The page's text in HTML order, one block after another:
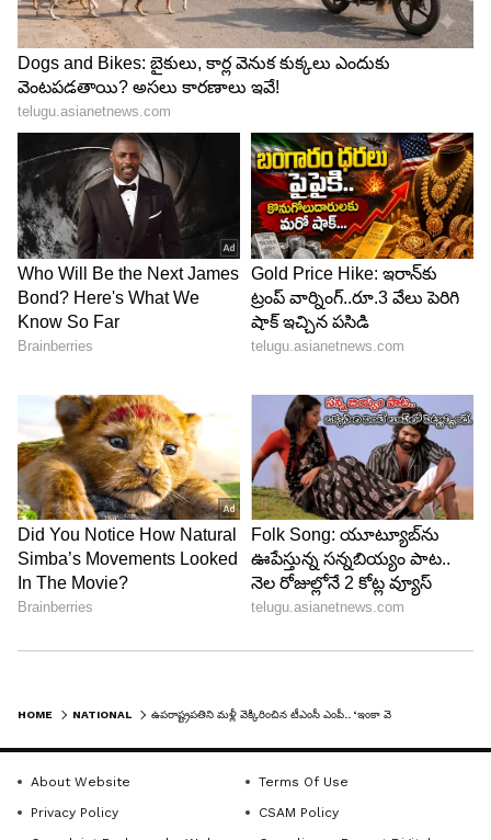
HOME NATIONAL
About Website
Terms Of Use
Privacy Policy
CSAM Policy